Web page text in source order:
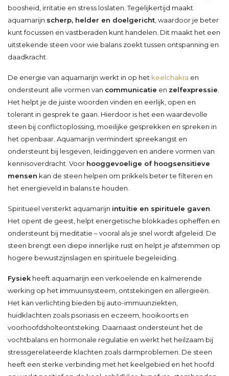
boosheid, irritatie en stress loslaten. Tegelijkertijd maakt
aquamarijn scherp, helder en doelgericht , waardoor je beter
kunt focussen en vastberaden kunt handelen. Dit maakt het een
uitstekende steen voor wie balans zoekt tussen ontspanning en
daadkracht.
De energie van aquamarijn werkt in op het keelchakra en
ondersteunt alle vormen van communicatie en zelfexpressie
Het helpt je de juiste woorden vinden en eerlijk, open en
tolerant in gesprek te gaan. Hierdoor is het een waardevolle
steen bij conflictoplossing, moeilijke gesprekken en spreken in
het openbaar. Aquamarijn vermindert spreekangst en
ondersteunt bij lesgeven, leidinggeven en andere vormen van
kennisoverdracht. Voor hooggevoelige of hoogsensitieve
mensen kan de steen helpen om prikkels beter te filteren en
het energieveld in balans te houden.
Spiritueel versterkt aquamarijn intuïtie en spirituele gaven
Het opent de geest, helpt energetische blokkades opheffen en
ondersteunt bij meditatie – vooral als je snel wordt afgeleid. De
steen brengt een diepe innerlijke rust en helpt je afstemmen op
hogere bewustzijnslagen en spirituele begeleiding.
Fysiek heeft aquamarijn een verkoelende en kalmerende
werking op het immuunsysteem, ontstekingen en allergieën.
Het kan verlichting bieden bij auto-immuunziekten,
huidklachten zoals psoriasis en eczeem, hooikoorts en
voorhoofdsholteontsteking. Daarnaast ondersteunt het de
vochtbalans en hormonale regulatie en werkt het heilzaam bij
stressgerelateerde klachten zoals darmproblemen. De steen
heeft een sterke verbinding met het keelgebied en het hoofd